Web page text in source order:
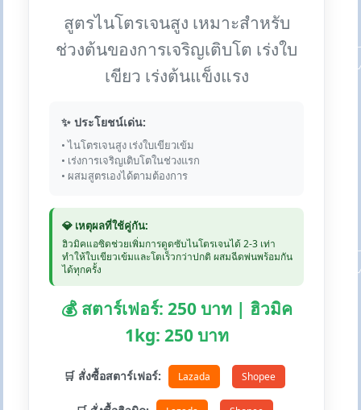
สูตรไนโตรเจนสูง เหมาะสำหรับ
ช่วงต้นของการเจริญเติบโต เร่งใบ
เขียว เร่งต้นแข็งแรง
✨ ประโยชน์เด่น:
• ไนโตรเจนสูง เร่งใบเขียวเข้ม
• เร่งการเจริญเติบโตในช่วงแรก
• ผสมสูตรเองได้ตามต้องการ
💎 เหตุผลที่ใช้คู่กัน:
ฮิวมิคแอซิดช่วยเพิ่มการดูดซับไนโตรเจนได้ 2-3 เท่า
ทำให้ใบเขียวเข้มและโตเร็วกว่าปกติ ผสมฉีดพ่นพร้อมกัน
ได้ทุกครั้ง
💰 สตาร์เฟอร์: 250 บาท | ฮิวมิค
1kg: 250 บาท
🛒 สั่งซื้อสตาร์เฟอร์: Lazada Shopee